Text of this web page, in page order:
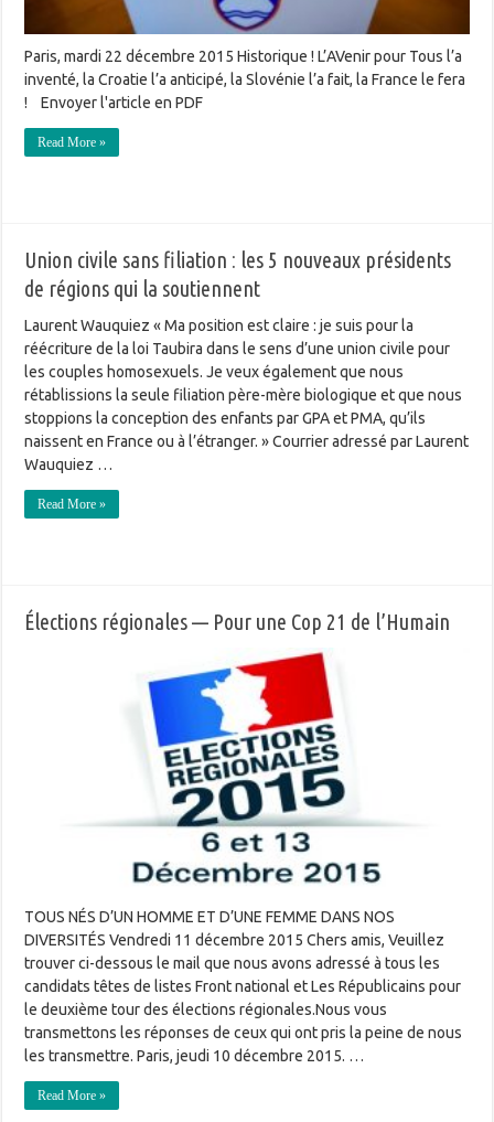
Paris, mardi 22 décembre 2015 Historique ! L’AVenir pour Tous l’a
inventé, la Croatie l’a anticipé, la Slovénie l’a fait, la France le fera
! Envoyer l'article en PDF
Read More »
Union civile sans filiation : les 5 nouveaux présidents
de régions qui la soutiennent
Laurent Wauquiez « Ma position est claire : je suis pour la
réécriture de la loi Taubira dans le sens d’une union civile pour
les couples homosexuels. Je veux également que nous
rétablissions la seule filiation père-mère biologique et que nous
stoppions la conception des enfants par GPA et PMA, qu’ils
naissent en France ou à l’étranger. » Courrier adressé par Laurent
Wauquiez …
Read More »
Élections régionales — Pour une Cop 21 de l’Humain
TOUS NÉS D’UN HOMME ET D’UNE FEMME DANS NOS
DIVERSITÉS Vendredi 11 décembre 2015 Chers amis, Veuillez
trouver ci-dessous le mail que nous avons adressé à tous les
candidats têtes de listes Front national et Les Républicains pour
le deuxième tour des élections régionales.Nous vous
transmettons les réponses de ceux qui ont pris la peine de nous
les transmettre. Paris, jeudi 10 décembre 2015. …
Read More »